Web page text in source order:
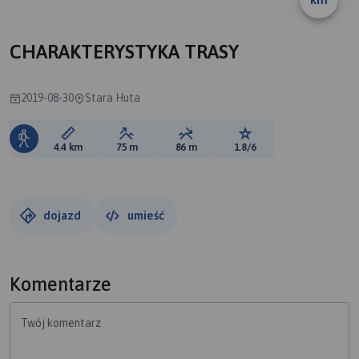
CHARAKTERYSTYKA TRASY
2019-08-30 Stara Huta
Długość trasy:
4.4 km Suma przewyższeń:
75 m Suma spadków:
86 m Ocena trasy:
1.8/6
dojazd umieść
Komentarze
Twój komentarz